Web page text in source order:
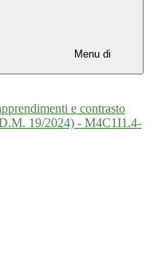
Menu di
e contrasto
19/2024) - M4C1I1.4-